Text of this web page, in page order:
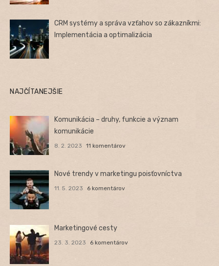
CRM systémy a správa vzťahov so zákazníkmi:
Implementácia a optimalizácia
NAJČÍTANEJŠIE
Komunikácia – druhy, funkcie a význam
komunikácie
8. 2. 2023 11 komentárov
Nové trendy v marketingu poisťovníctva
11. 5. 2023 6 komentárov
Marketingové cesty
23. 3. 2023 6 komentárov